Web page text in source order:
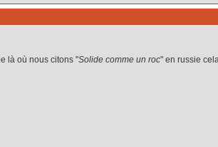
là où nous citons "Solide comme un roc" en russie